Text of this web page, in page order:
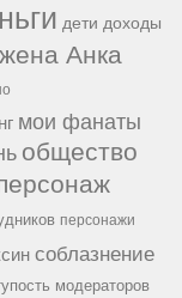
дети доходы
жена Анка
мои фанаты
общество
персонажи
соблазнение
модераторов